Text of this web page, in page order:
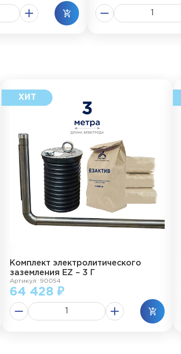
Комплект электролитического
заземления EZ – 3 Г
Артикул: 90054
64 428 ₽